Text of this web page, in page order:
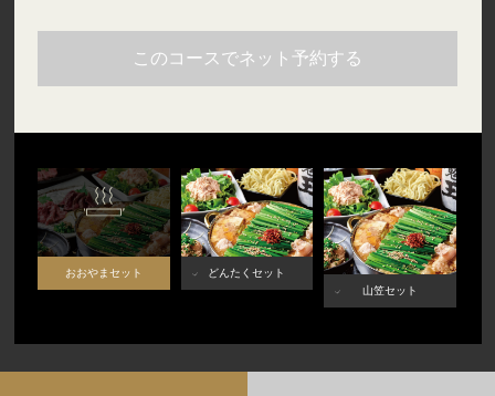
このコースでネット予約する
おおやまセット
どんたくセット
山笠セット